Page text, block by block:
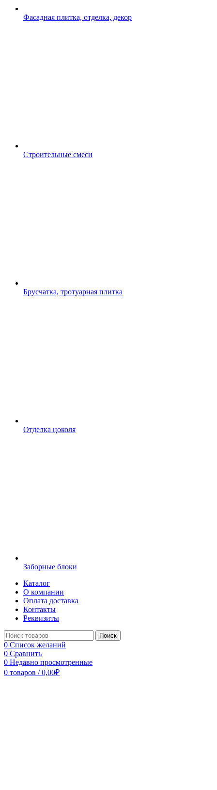
Фасадная плитка, отделка, декор
Строительные смеси
Брусчатка, тротуарная плитка
Отделка цоколя
Заборные блоки
Каталог
О компании
Оплата доставка
Контакты
Реквизиты
Поиск
0 Список желаний
0 Сравнить
0 Недавно просмотренные
0 товаров / 0,00₽